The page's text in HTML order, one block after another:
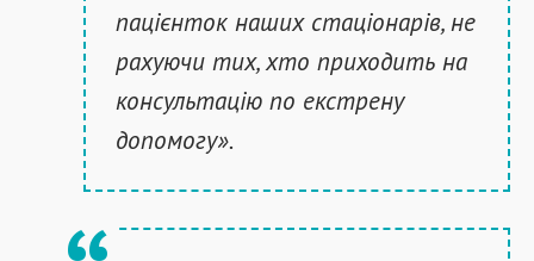
пацієнток наших стаціонарів, не
рахуючи тих, хто приходить на
консультацію по екстрену
допомогу».